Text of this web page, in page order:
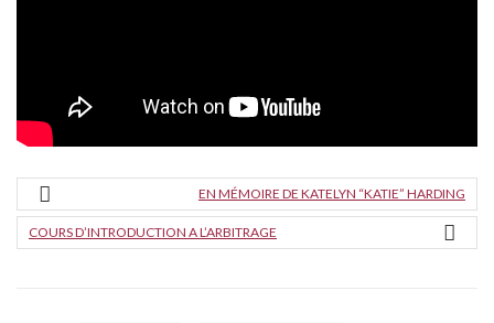
EN MÉMOIRE DE KATELYN “KATIE” HARDING
COURS D’INTRODUCTION A L’ARBITRAGE